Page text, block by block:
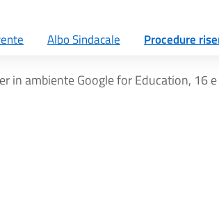
Albo Sindacale Procedure
in ambiente Google for Education, 16